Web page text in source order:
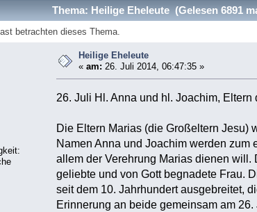
Thema: Heilige Eheleute (Gelesen 6891
betrachten dieses Thema.
Heilige Eheleute
«am: 26. Juli 2014, 06:47:35 »
26. Juli Hl. Anna und hl. Joachim, Eltern
Die Eltern Marias (die Großeltern Jesu)
Namen Anna und Joachim werden zum
allem der Verehrung Marias dienen will.
geliebte und von Gott begnadete Frau.
seit dem 10. Jahrhundert ausgebreitet,
Erinnerung an beide gemeinsam am